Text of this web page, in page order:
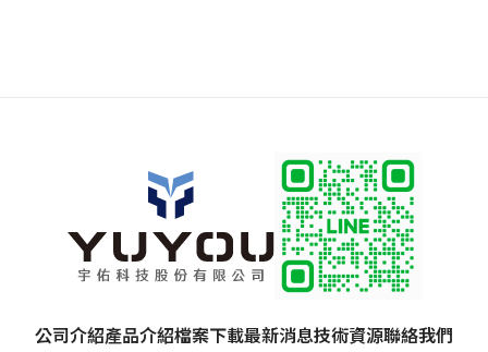
公司介紹產品介紹檔案下載最新消息技術資源聯絡我們